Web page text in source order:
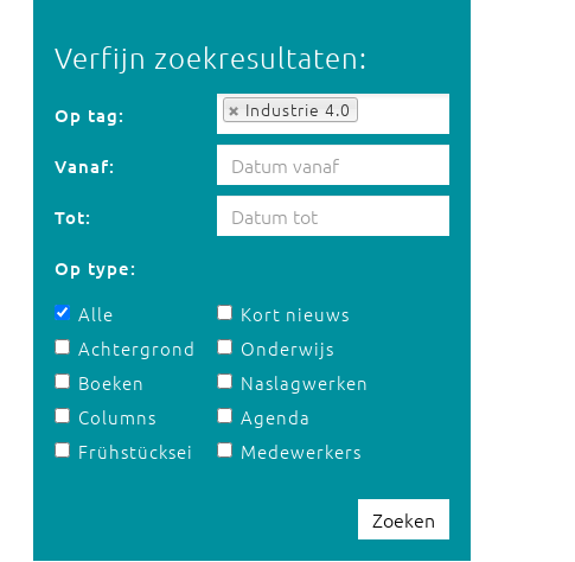
Verfijn zoekresultaten:
Op tag: Industrie 4.0
Op tag:
Vanaf:
Tot:
Op type:
Alle
Achtergrond
Boeken
Columns
Frühstücksei
Kort nieuws
Onderwijs
Naslagwerken
Agenda
Medewerkers
Zoeken